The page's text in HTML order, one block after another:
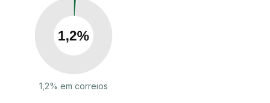
1,2% em correios